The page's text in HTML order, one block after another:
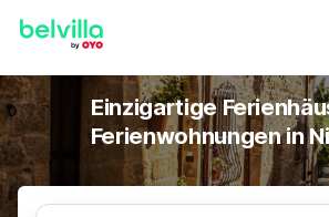
Einzigartige
Ferienwohnungen in